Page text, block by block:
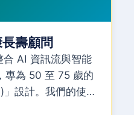
壽顧問
AI 資訊流與智能
專為 50 至 75 歲的
」設計。我們的使
AI 技術，將複雜的